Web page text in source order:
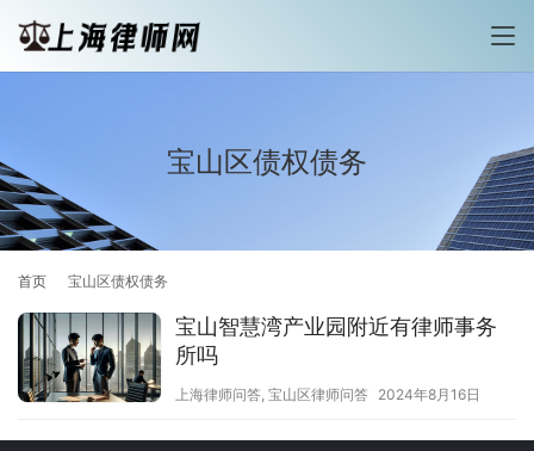
宝山区债权债务
首页 宝山区债权债务
宝山智慧湾产业园附近有律师事务
所吗
上海律师问答, 宝山区律师问答 2024年8月16日